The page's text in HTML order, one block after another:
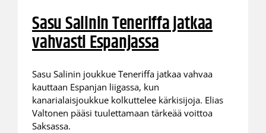
Sasu Salinin Teneriffa jatkaa
vahvasti Espanjassa
Sasu Salinin joukkue Teneriffa jatkaa vahvaa
kauttaan Espanjan liigassa, kun
kanarialaisjoukkue kolkuttelee kärkisijoja. Elias
Valtonen pääsi tuulettamaan tärkeää voittoa
Saksassa.